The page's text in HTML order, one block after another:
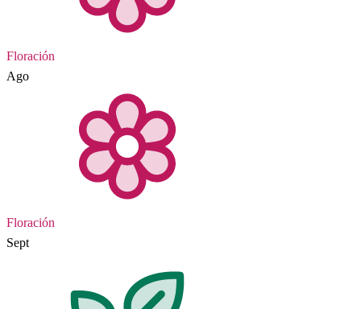
Floración
Ago
Floración
Sept